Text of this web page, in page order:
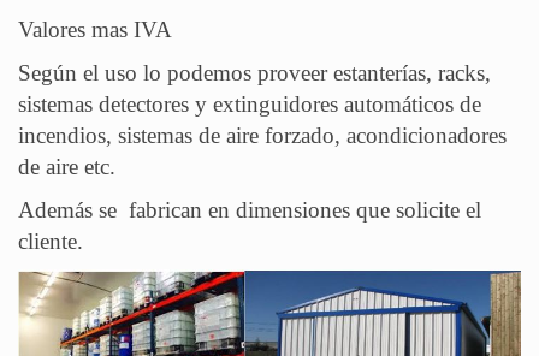
Valores mas IVA
Según el uso lo podemos proveer estanterías, racks,
sistemas detectores y extinguidores automáticos de
incendios, sistemas de aire forzado, acondicionadores
de aire etc.
Además se fabrican en dimensiones que solicite el
cliente.